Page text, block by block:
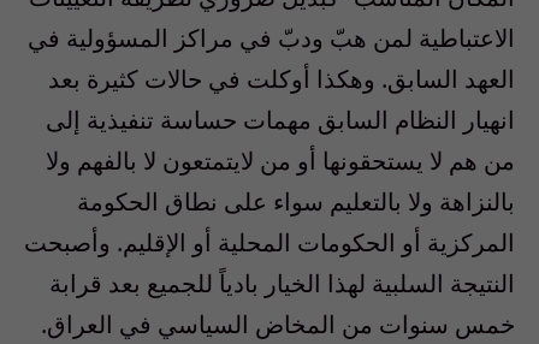
الاعتباطية لمن هبّ ودبّ في مراكز المسؤولية في
العهد السابق. وهكذا أوكلت في حالات كثيرة بعد
انهيار النظام السابق مهمات حساسة تنفيذية إلى
من هم لا يستحقونها أو من لايتمتعون لا بالفهم ولا
بالنزاهة ولا بالتعليم سواء على نطاق الحكومة
المركزية أو الحكومات المحلية أو الإقليم. وأصبحت
النتيجة السلبية لهذا الخيار بادياً للجميع بعد قرابة
خمس سنوات من المخاض السياسي في العراق.